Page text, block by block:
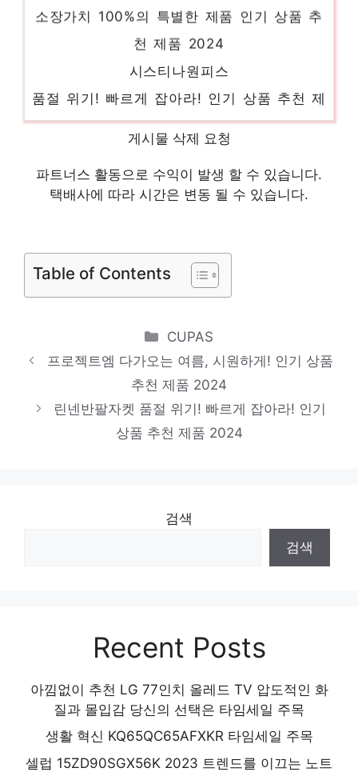
타미힐피거
일상에 특별함을 더하는 제품 인기 상품 추천
제품 2024
제품 2024
레인코트
당신을 위한 세상에 하나뿐인 상품 인기 상품
추천 제품 2024
포커스원피스
새로운 시작, 새로운 아이템 인기 상품 추천
제품 2024
게시물 삭제 요청
파트너스 활동으로 수익이 발생 할 수 있습니다.
택배사에 따라 시간은 변동 될 수 있습니다.
Table of Contents
Categories
CUPAS
프로젝트엠 다가오는 여름, 시원하게! 인기 상품
추천 제품 2024
린넨반팔자켓 품절 위기! 빠르게 잡아라! 인기
상품 추천 제품 2024
검색
검색
Recent Posts
아낌없이 추천 LG 77인치 올레드 TV 압도적인 화
질과 몰입감 당신의 선택은 타임세일 주목
생활 혁신 KQ65QC65AFXKR 타임세일 주목
셀럽 15ZD90SGX56K 2023 트렌드를 이끄는 노트